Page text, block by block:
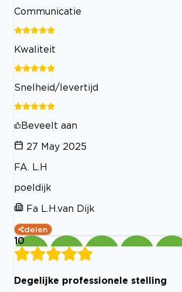
Communicatie
Kwaliteit
Snelheid/levertijd
Beveelt aan
27 May 2025
FA. L.H
poeldijk
Fa L.H.van Dijk
delen
10
Degelijke professionele stelling